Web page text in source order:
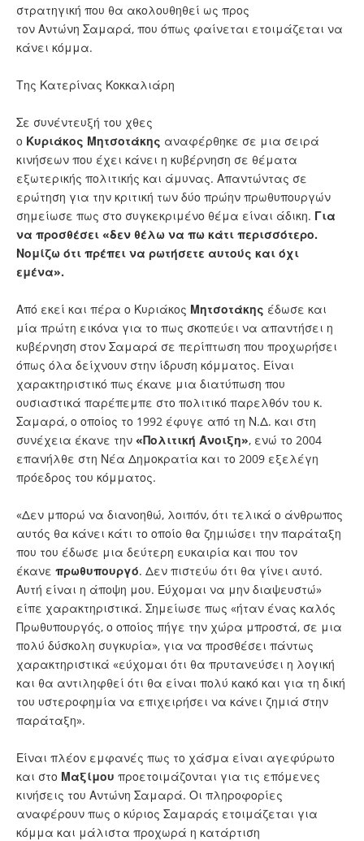
στρατηγική που θα ακολουθηθεί ως προς
τον Αντώνη Σαμαρά, που όπως φαίνεται ετοιμάζεται να
κάνει κόμμα.
Της Κατερίνας Κοκκαλιάρη
Σε συνέντευξή του χθες
ο Κυριάκος Μητσοτάκης αναφέρθηκε σε μια σειρά
κινήσεων που έχει κάνει η κυβέρνηση σε θέματα
εξωτερικής πολιτικής και άμυνας. Απαντώντας σε
ερώτηση για την κριτική των δύο πρώην πρωθυπουργών
σημείωσε πως στο συγκεκριμένο θέμα είναι άδικη. Για
να προσθέσει «δεν θέλω να πω κάτι περισσότερο.
Νομίζω ότι πρέπει να ρωτήσετε αυτούς και όχι
εμένα».
Από εκεί και πέρα ο Κυριάκος Μητσοτάκης έδωσε και
μία πρώτη εικόνα για το πως σκοπεύει να απαντήσει η
κυβέρνηση στον Σαμαρά σε περίπτωση που προχωρήσει
όπως όλα δείχνουν στην ίδρυση κόμματος. Είναι
χαρακτηριστικό πως έκανε μια διατύπωση που
ουσιαστικά παρέπεμπε στο πολιτικό παρελθόν του κ.
Σαμαρά, ο οποίος το 1992 έφυγε από τη Ν.Δ. και στη
συνέχεια έκανε την «Πολιτική Άνοιξη», ενώ το 2004
επανήλθε στη Νέα Δημοκρατία και το 2009 εξελέγη
πρόεδρος του κόμματος.
«Δεν μπορώ να διανοηθώ, λοιπόν, ότι τελικά ο άνθρωπος
αυτός θα κάνει κάτι το οποίο θα ζημιώσει την παράταξη
που του έδωσε μια δεύτερη ευκαιρία και που τον
έκανε πρωθυπουργό. Δεν πιστεύω ότι θα γίνει αυτό.
Αυτή είναι η άποψη μου. Εύχομαι να μην διαψευστώ»
είπε χαρακτηριστικά. Σημείωσε πως «ήταν ένας καλός
Πρωθυπουργός, ο οποίος πήγε την χώρα μπροστά, σε μια
πολύ δύσκολη συγκυρία», για να προσθέσει πάντως
χαρακτηριστικά «εύχομαι ότι θα πρυτανεύσει η λογική
και θα αντιληφθεί ότι θα είναι πολύ κακό και για τη δική
του υστεροφημία να επιχειρήσει να κάνει ζημιά στην
παράταξη».
Είναι πλέον εμφανές πως το χάσμα είναι αγεφύρωτο
και στο Μαξίμου προετοιμάζονται για τις επόμενες
κινήσεις του Αντώνη Σαμαρά. Οι πληροφορίες
αναφέρουν πως ο κύριος Σαμαράς ετοιμάζεται για
κόμμα και μάλιστα προχωρά η κατάρτιση